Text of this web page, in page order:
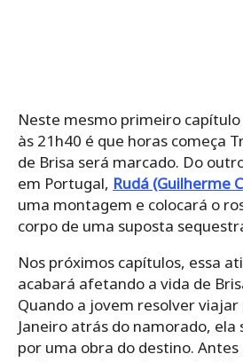
Neste mesmo primeiro
às 21h40 é que horas começa
de Brisa será marcado. Do
em Portugal, Rudá (Guilherme
uma montagem e colocará o
corpo de uma suposta
Nos próximos capítulos, essa
acabará afetando a vida de
Quando a jovem resolver viajar
Janeiro atrás do namorado, ela
por uma obra do destino.